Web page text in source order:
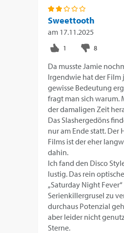
Sweettooth
am 17.11.2025
Da musste Jamie
Irgendwie hat der Film
gewisse Bedeutung
fragt man sich warum.
der damaligen Zeit
Das Slashergedöns
nur am Ende statt. Der
Films ist der eher
dahin.
Ich fand den Disco
lustig. Das rein
„Saturday Night
Serienkillergrusel zu
durchaus Potenzial
aber leider nicht
Sterne.